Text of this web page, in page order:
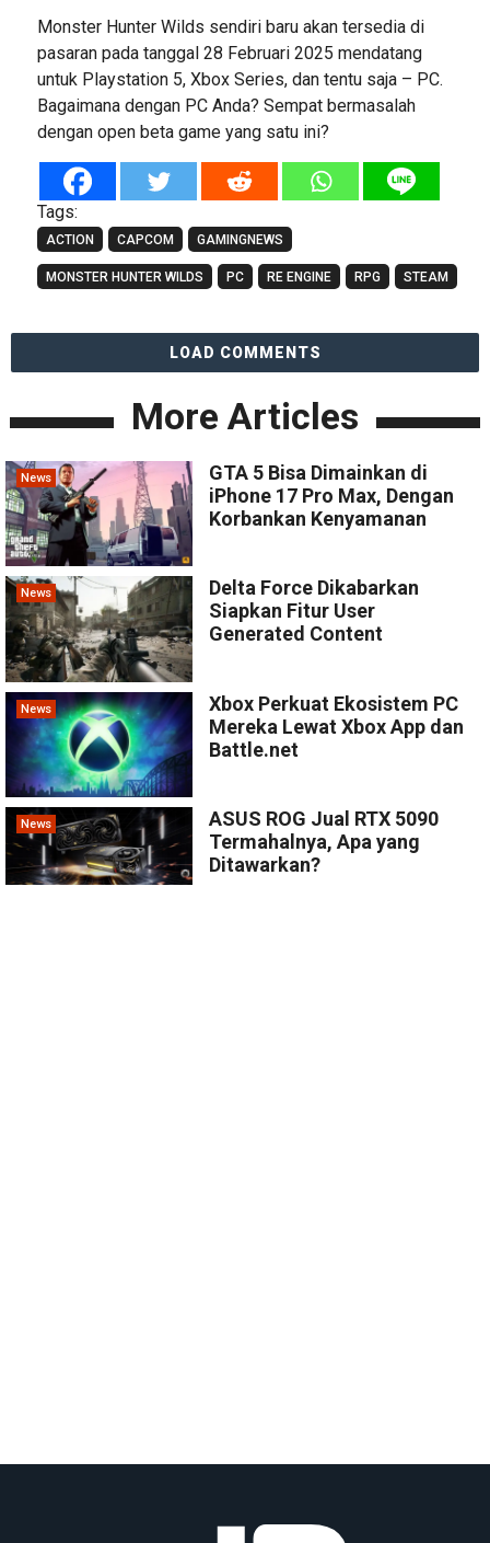
Monster Hunter Wilds sendiri baru akan tersedia di
pasaran pada tanggal 28 Februari 2025 mendatang
untuk Playstation 5, Xbox Series, dan tentu saja – PC.
Bagaimana dengan PC Anda? Sempat bermasalah
dengan open beta game yang satu ini?
Tags:
ACTION CAPCOM GAMINGNEWS
MONSTER HUNTER WILDS PC RE ENGINE RPG STEAM
LOAD COMMENTS
More Articles
News
GTA 5 Bisa Dimainkan di
iPhone 17 Pro Max, Dengan
Korbankan Kenyamanan
News
Delta Force Dikabarkan
Siapkan Fitur User
Generated Content
News
Xbox Perkuat Ekosistem PC
Mereka Lewat Xbox App dan
Battle.net
News
ASUS ROG Jual RTX 5090
Termahalnya, Apa yang
Ditawarkan?